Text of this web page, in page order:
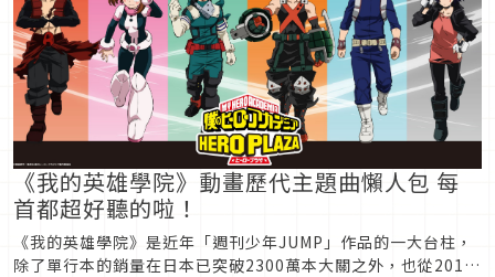
《我的英雄學院》動畫歷代主題曲懶人包 每
首都超好聽的啦！
《我的英雄學院》是近年「週刊少年JUMP」作品的一大台柱，
除了單行本的銷量在日本已突破2300萬本大關之外，也從2016